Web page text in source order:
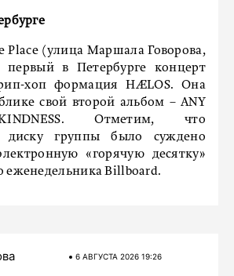
Place (улица Маршала Говорова,
первый в Петербурге концерт
хоп формация HÆLOS. Она
свой второй альбом – ANY
Отметим, что
диску группы было суждено
«горячую десятку»
еженедельника Billboard.
6 АВГУСТА 2026 19:26